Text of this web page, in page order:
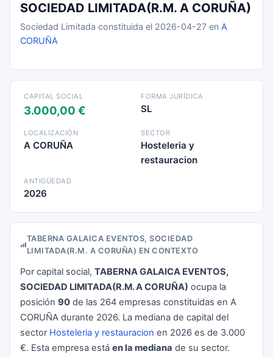
SOCIEDAD LIMITADA(R.M. A CORUÑA)
Sociedad Limitada constituida el 2026-04-27 en A
CORUÑA
CAPITAL SOCIAL
3.000,00 €
FORMA JURÍDICA
SL
LOCALIZACIÓN
A CORUÑA
SECTOR
Hosteleria y
restauracion
ANTIGÜEDAD
2026
TABERNA GALAICA EVENTOS, SOCIEDAD
LIMITADA(R.M. A CORUÑA) EN CONTEXTO
Por capital social, TABERNA GALAICA EVENTOS,
SOCIEDAD LIMITADA(R.M. A CORUÑA) ocupa la
posición 90 de las 264 empresas constituidas en A
CORUÑA durante 2026. La mediana de capital del
sector Hosteleria y restauracion en 2026 es de 3.000
€. Esta empresa está en la mediana de su sector.